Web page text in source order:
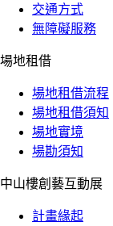
交通方式
無障礙服務
場地租借
場地租借流程
場地租借須知
場地實境
場勘須知
中山樓創藝互動展
計畫緣起